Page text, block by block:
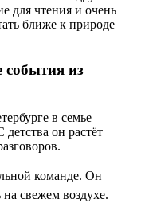
для чтения и очень
ближе к природе
события из
в семье
он растёт
команде. Он
свежем воздухе.